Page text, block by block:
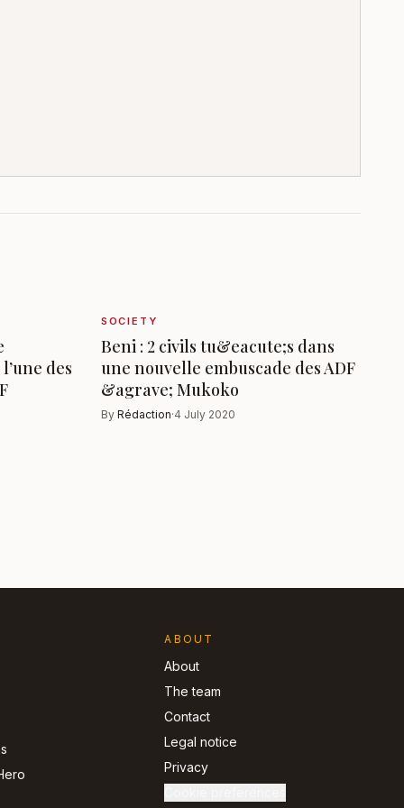
des
SOCIETY
Beni : 2 civils tu&eacute;s dans
une nouvelle embuscade des ADF
&agrave; Mukoko
By Rédaction·4 July 2020
ABOUT
About
The team
Contact
Legal notice
Privacy